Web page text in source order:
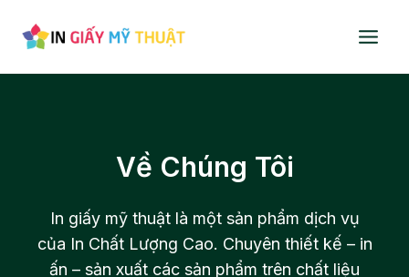
đến
Về Chúng Tôi
In giấy mỹ thuật là một sản phẩm dịch vụ
của In Chất Lượng Cao. Chuyên thiết kế – in
ấn – sản xuất các sản phẩm trên chất liệu